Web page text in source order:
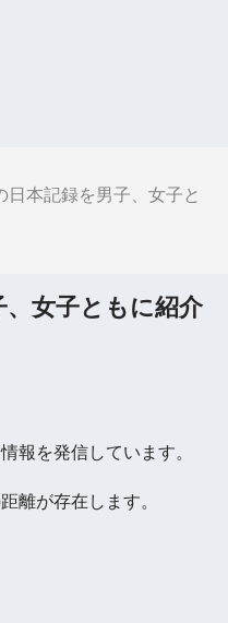
日本記録を男子、女子と
、女子ともに紹介
報を発信しています。
離が存在します。